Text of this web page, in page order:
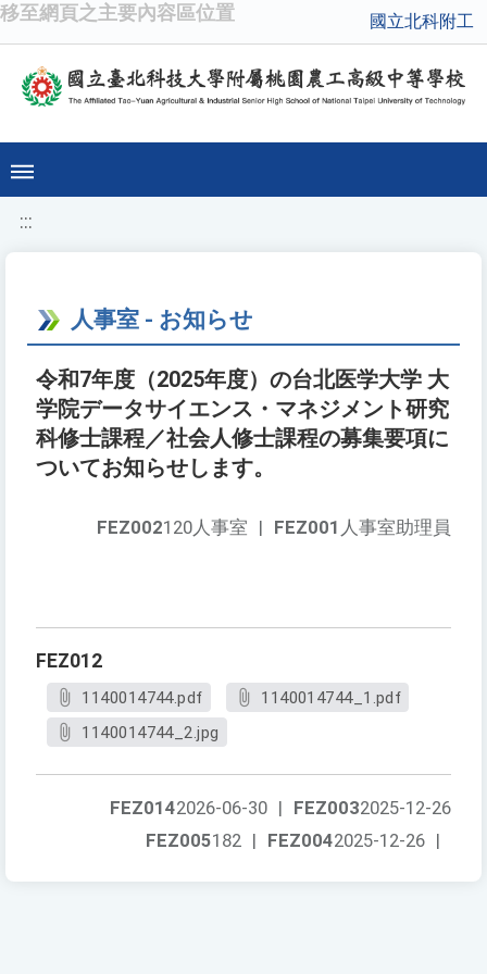
移至網頁之主要內容區位置 國立北科附工
:::
人事室 - お知らせ
令和7年度（2025年度）の台北医学大学 大
学院データサイエンス・マネジメント研究
科修士課程／社会人修士課程の募集要項に
ついてお知らせします。
FEZ001 人事室助理員
FEZ002120人事室 |
FEZ012
1140014744.pdf
1140014744_1.pdf
1140014744_2.jpg
FEZ0032025-12-26
FEZ0142026-06-30 |
FEZ0042025-12-26 |
FEZ005182 |